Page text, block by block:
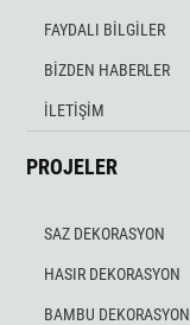
FAYDALI BİLGİLER
BİZDEN HABERLER
İLETİŞİM
PROJELER
SAZ DEKORASYON
HASIR DEKORASYON
BAMBU DEKORASYON